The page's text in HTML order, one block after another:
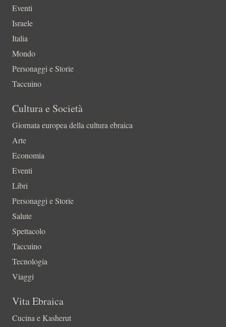
Eventi
Israele
Italia
Mondo
Personaggi e Storie
Taccuino
Cultura e Società
Giornata europea della cultura ebraica
Arte
Economia
Eventi
Libri
Personaggi e Storie
Salute
Spettacolo
Taccuino
Tecnologia
Viaggi
Vita Ebraica
Cucina e Kasherut